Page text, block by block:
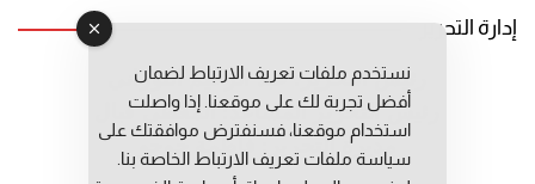
إدارة التحرير
رئيس التحرير: عبد الرحيم التوراني
رئيس التحرير المساعد: المعطي قبال
مديرة التحرير: فاطمة حوحو
نستخدم ملفات تعريف الارتباط لضمان
أفضل تجربة لك على موقعنا. إذا واصلت
استخدام موقعنا، فسنفترض موافقتك على
سياسة ملفات تعريف الارتباط الخاصة بنا.